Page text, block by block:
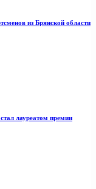
из Брянской области
лауреатом премии